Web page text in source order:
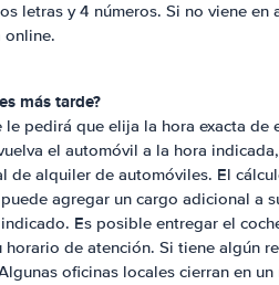
letras y 4 números. Si no viene en
online.
más tarde?
pedirá que elija la hora exacta de
el automóvil a la hora
de alquiler de automóviles. El
agregar un cargo adicional a
Es posible entregar el
de atención. Si tiene algún
oficinas locales cierran en un